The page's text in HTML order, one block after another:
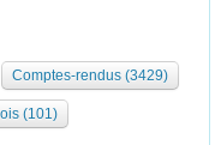
Comptes-rendus (3429)
(101)